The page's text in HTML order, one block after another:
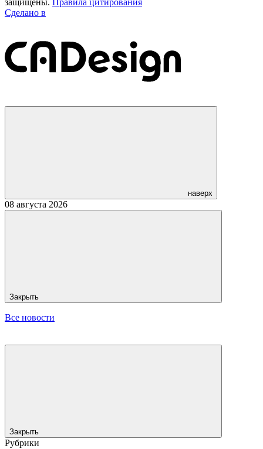
Сделано в
наверх
08 августа 2026
Закрыть
Все новости
Закрыть
Рубрики